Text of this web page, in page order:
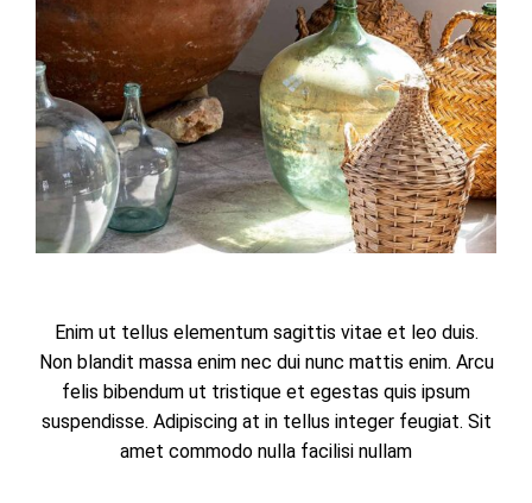
Enim ut tellus elementum sagittis vitae et leo duis.
Non blandit massa enim nec dui nunc mattis enim. Arcu
felis bibendum ut tristique et egestas quis ipsum
suspendisse. Adipiscing at in tellus integer feugiat. Sit
amet commodo nulla facilisi nullam